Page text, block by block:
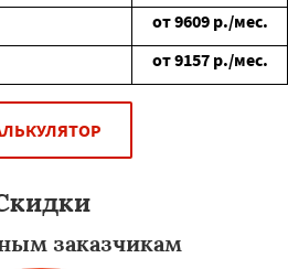
от9609 р./мес.
от9157 р./мес.
заказчикам